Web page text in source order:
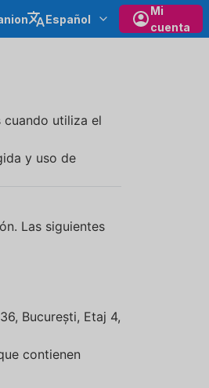
Español
Mi
cuenta
utiliza el
y uso de
Las siguientes
București, Etaj 4,
contienen